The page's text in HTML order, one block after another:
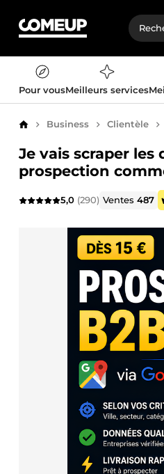
Pour vousMeilleurs services
AccueilBusiness Clientèle
Je vais scraper
prospection
5,0 (290) Ventes487